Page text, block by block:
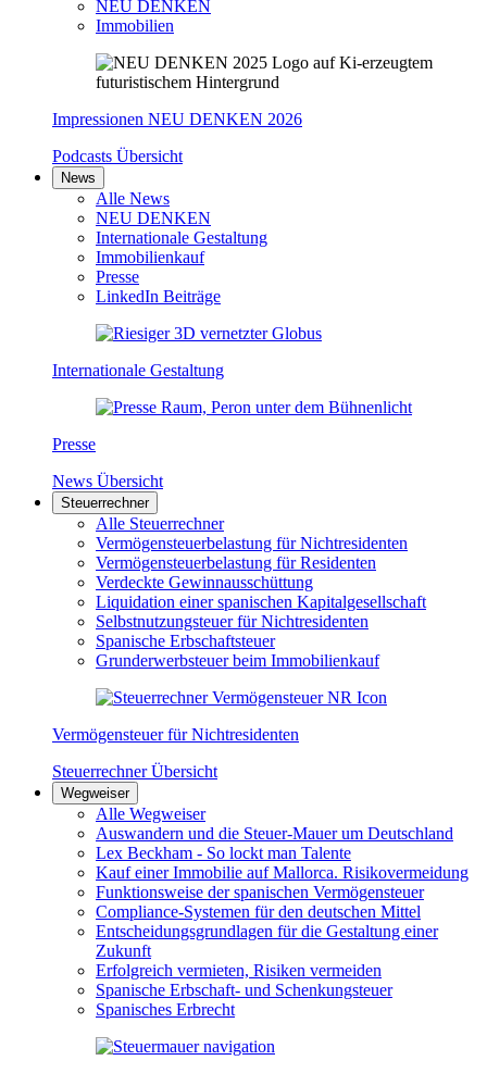
NEU DENKEN
Immobilien
Impressionen NEU DENKEN 2026
Podcasts Übersicht
News
Alle News
NEU DENKEN
Internationale Gestaltung
Immobilienkauf
Presse
LinkedIn Beiträge
Internationale Gestaltung
Presse
News Übersicht
Steuerrechner
Alle Steuerrechner
Vermögensteuerbelastung für Nichtresidenten
Vermögensteuerbelastung für Residenten
Verdeckte Gewinnausschüttung
Liquidation einer spanischen Kapitalgesellschaft
Selbstnutzungsteuer für Nichtresidenten
Spanische Erbschaftsteuer
Grunderwerbsteuer beim Immobilienkauf
Vermögensteuer für Nichtresidenten
Steuerrechner Übersicht
Wegweiser
Alle Wegweiser
Auswandern und die Steuer-Mauer um Deutschland
Lex Beckham - So lockt man Talente
Kauf einer Immobilie auf Mallorca. Risikovermeidung
Funktionsweise der spanischen Vermögensteuer
Compliance-Systemen für den deutschen Mittel
Entscheidungsgrundlagen für die Gestaltung einer
Zukunft
Erfolgreich vermieten, Risiken vermeiden
Spanische Erbschaft- und Schenkungsteuer
Spanisches Erbrecht